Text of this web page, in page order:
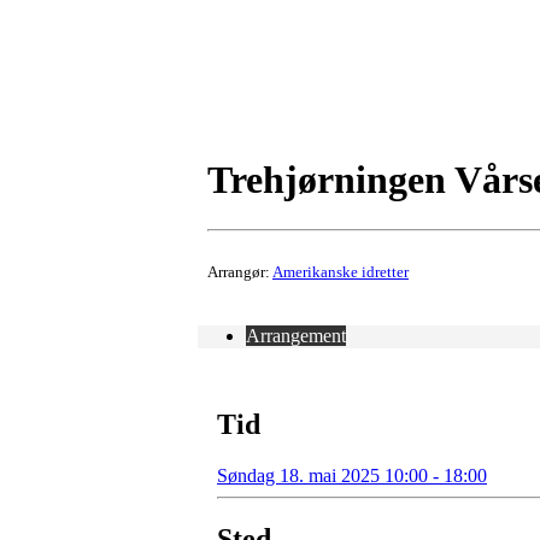
Trehjørningen
Arrangør: Amerikanske idretter
Arrangement
Tid
Søndag 18. mai 2025 10:00 - 18:00